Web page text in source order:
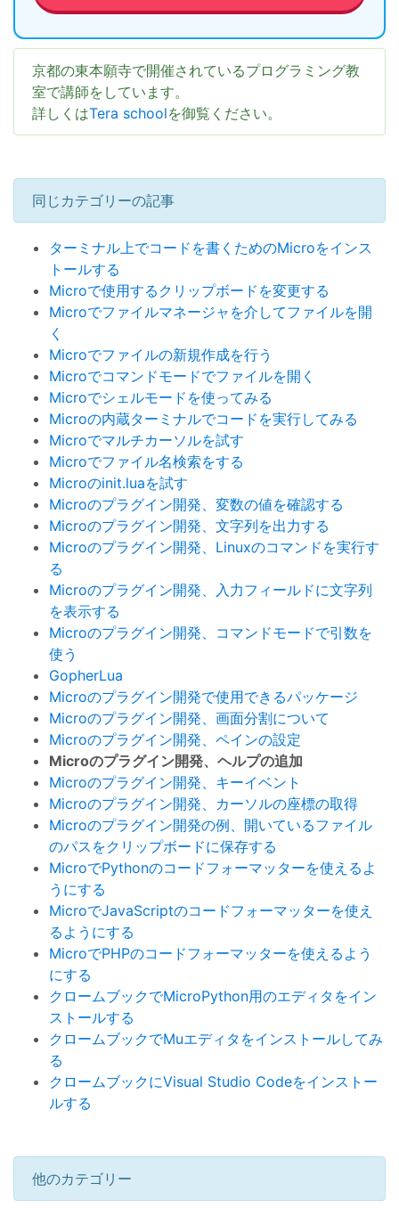
京都の東本願寺で開催されているプログラミング教
室で講師をしています。
詳しくはTera schoolを御覧ください。
同じカテゴリーの記事
ターミナル上でコードを書くためのMicroをインス
トールする
Microで使用するクリップボードを変更する
Microでファイルマネージャを介してファイルを開
く
Microでファイルの新規作成を行う
Microでコマンドモードでファイルを開く
Microでシェルモードを使ってみる
Microの内蔵ターミナルでコードを実行してみる
Microでマルチカーソルを試す
Microでファイル名検索をする
Microのinit.luaを試す
Microのプラグイン開発、変数の値を確認する
Microのプラグイン開発、文字列を出力する
Microのプラグイン開発、Linuxのコマンドを実行す
る
Microのプラグイン開発、入力フィールドに文字列
を表示する
Microのプラグイン開発、コマンドモードで引数を
使う
GopherLua
Microのプラグイン開発で使用できるパッケージ
Microのプラグイン開発、画面分割について
Microのプラグイン開発、ペインの設定
Microのプラグイン開発、ヘルプの追加
Microのプラグイン開発、キーイベント
Microのプラグイン開発、カーソルの座標の取得
Microのプラグイン開発の例、開いているファイル
のパスをクリップボードに保存する
MicroでPythonのコードフォーマッターを使えるよ
うにする
MicroでJavaScriptのコードフォーマッターを使え
るようにする
MicroでPHPのコードフォーマッターを使えるよう
にする
クロームブックでMicroPython用のエディタをイン
ストールする
クロームブックでMuエディタをインストールしてみ
る
クロームブックにVisual Studio Codeをインストー
ルする
他のカテゴリー